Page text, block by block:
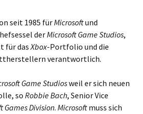
seit 1985 fürMicrosoftund
derMicrosoft Game Studios,
für dasXbox-Portfolio und die
verantwortlich.
Game Studiosweil er sich neuen
so Robbie Bach, Senior Vice
Games Division. Microsoftmuss sich